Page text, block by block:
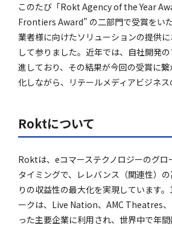
このたび「Rokt Agency of the Year
Frontiers Award” の二部門で受賞をい
業者様に向けたソリューションの提供
して参りました。近年では、自社開発
進しており、その結果が今回の受賞に
化しながら、リテールメディアビジネス
Roktについて
Roktは、eコマーステクノロジーのグ
タイミングで、レレバンス（関連性）
りの収益性の最大化を実現しています
ークは、Live Nation、AMC Theatres
った主要企業に利用され、世界中で年